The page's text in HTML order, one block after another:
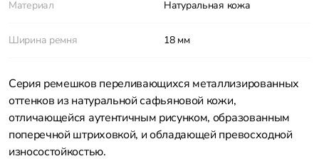
Серия ремешков переливающихся металлизированных
оттенков из натуральной сафьяновой кожи,
отличающейся аутентичным рисунком, образованным
поперечной штриховкой, и обладающей превосходной
износостойкостью.
Материал Натуральная кожа
Ширина ремня 18 мм